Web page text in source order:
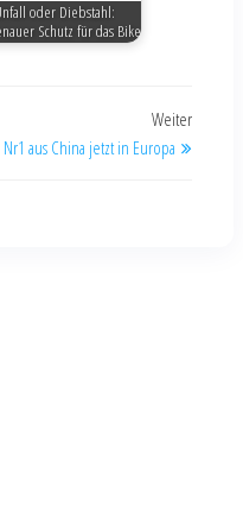
oder Diebstahl:
Schutz für das Bike
Weiter
aus China jetzt in Europa